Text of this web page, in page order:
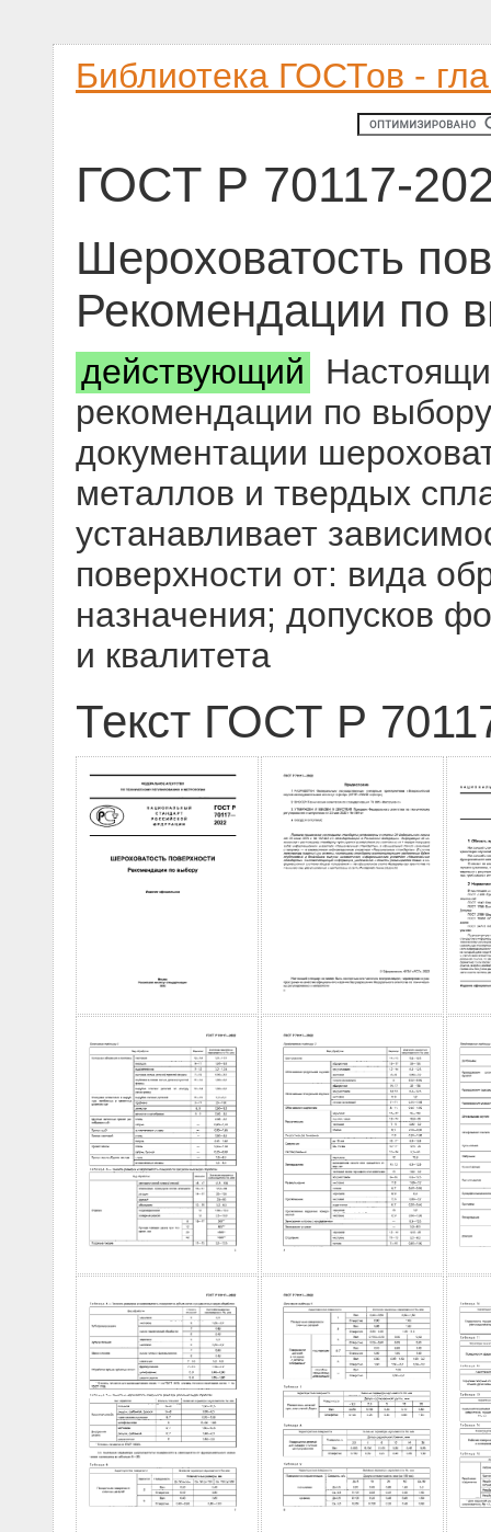
Библиотека ГОСТов -
ГОСТ Р 70117-
Шероховатость
Рекомендации по
действующий
рекомендации по
документации
металлов и твердых
устанавливает
поверхности от: вида
назначения; допусков
и квалитета
Текст ГОСТ Р